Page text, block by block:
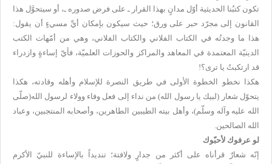
تكون كتبُنا الحديثية أوّل مدانٍ بهذا القرار ـ على فرض صدوره ـ، أو سيتحوَّل هذا
القانون إلى مجرّد حبر على ورق؛ حيث سيكون بإمكان أيِّ مسيءٍ أن يقول:
هذا ما وجدتُه في الكتاب الفلاني والكتاب الفلاني، وهي من أمّهات الكتب
الدينيّة المعتمدة في المعاهد والمراكز والحوزات العلميّة، فأيّ إساءةٍ وازدراء
قد ارتكبتُ يا ترى؟!
هكذا نخطو الخطوة الأولى في طريق النصرة للإسلام وأهله وقادته، هكذا
يتحوّل شعار (لبيك يا رسول الله) من نداء إلى فعل وفاء وولاء لرسول الله(صلّى
الله عليه وآله وسلّم)، وأهل بيته الطيبين الطاهرين، وأصحابه المنتجبين، وعباد
الله الصالحين.
لو عرفوك لأحبّوك
إنّه شعارٌ قرأناه على أكثر من جدارٍ ولافتة؛ تنديداً بالإساءة للنبيّ الأكرم